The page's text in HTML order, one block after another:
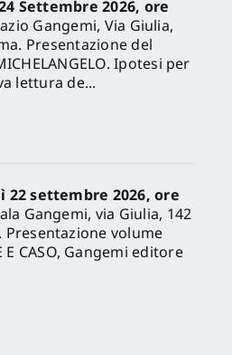
Settembre 2026, ore
Gangemi, Via Giulia,
Presentazione del
Ipotesi per
lettura de...
22 settembre 2026, ore
Gangemi, via Giulia, 142
Presentazione volume
E CASO, Gangemi editore